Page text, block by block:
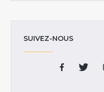
SUIVEZ-NOUS